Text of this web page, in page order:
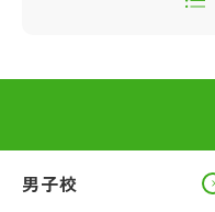
男子校